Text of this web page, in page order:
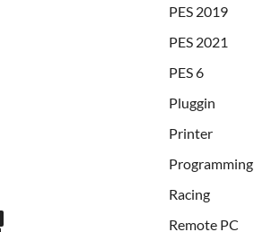
PES 2019
PES 2021
PES 6
Pluggin
Printer
Programming
Racing
Remote PC